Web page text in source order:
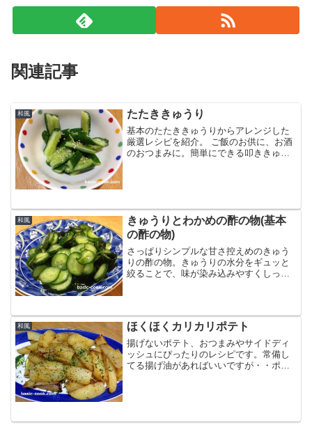
関連記事
和風 たたききゅうり
基本のたたききゅうりからアレンジした
厳選レシピを紹介。 ご飯のお供に、お酒
のおつまみに。簡単にできる叩ききゅう
和風
きゅうりとわかめの酢の物(基本
の酢の物)
さっぱりシンプルな甘さ控えめのきゅう
りの酢の物。きゅうりの水分をギュッと
絞ることで、味が染み込みやすくしっか
分を絞るのにも便利です。...
和風 ほくほくカリカリポテト
揚げないポテト、おつまみやサイドディ
ッシュにぴったりのレシピです。常備し
てる揚げ油があればいいですが・・ポテ